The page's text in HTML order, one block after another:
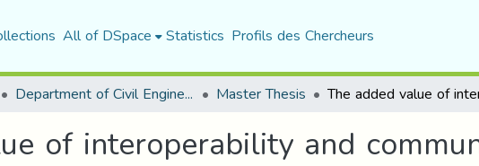
All of DSpace Statistics Profils des Chercheurs
Department of Civil Engineering Master Thesis
of interoperability and